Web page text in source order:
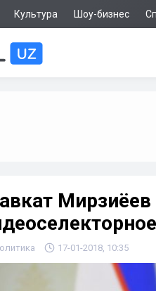
Культура Шоу-бизнес
Мирзиёев
17-01-2018, 10:35